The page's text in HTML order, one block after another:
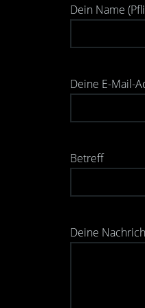
Dein Name
Deine E-Mail-
Betreff
Deine